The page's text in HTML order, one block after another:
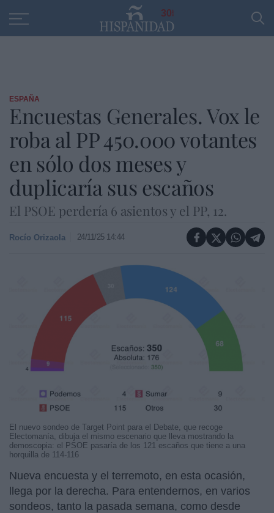
30
ESPAÑA
Encuestas Generales. Vox le
roba al PP 450.000 votantes
en sólo dos meses y
duplicaría sus escaños
El PSOE perdería 6 asientos y el PP, 12.
Rocío Orizaola 24/11/25 14:44
El nuevo sondeo de Target Point para el Debate, que recoge
Electomanía, dibuja el mismo escenario que lleva mostrando la
demoscopia: el PSOE pasaría de los 121 escaños que tiene a una
horquilla de 114-116
Nueva encuesta y el terremoto, en esta ocasión,
llega por la derecha. Para entendernos, en varios
sondeos, tanto la pasada semana, como desde